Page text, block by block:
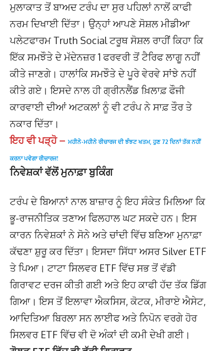
ਮੁਲਾਕਾਤ ਤੋਂ ਬਾਅਦ ਟਰੰਪ ਦਾ ਸੁਰ ਪਹਿਲਾਂ ਨਾਲੋਂ ਕਾਫੀ
ਨਰਮ ਦਿਖਾਈ ਦਿੱਤਾ। ਉਨ੍ਹਾਂ ਆਪਣੇ ਸੋਸ਼ਲ ਮੀਡੀਆ
ਪਲੇਟਫਾਰਮ Truth Social ਟਰੂਥ ਸੋਸ਼ਲ ਰਾਹੀਂ ਕਿਹਾ ਕਿ
ਇੱਕ ਸਮਝੌਤੇ ਦੇ ਮੱਦੇਨਜ਼ਰ 1 ਫਰਵਰੀ ਤੋਂ ਟੈਰਿਫ ਲਾਗੂ ਨਹੀਂ
ਕੀਤੇ ਜਾਣਗੇ। ਹਾਲਾਂਕਿ ਸਮਝੌਤੇ ਦੇ ਪੂਰੇ ਵੇਰਵੇ ਸਾਂਝੇ ਨਹੀਂ
ਕੀਤੇ ਗਏ। ਇਸਦੇ ਨਾਲ ਹੀ ਗ੍ਰੀਨਲੈਂਡ ਖ਼ਿਲਾਫ਼ ਫੌਜੀ
ਕਾਰਵਾਈ ਦੀਆਂ ਅਟਕਲਾਂ ਨੂੰ ਵੀ ਟਰੰਪ ਨੇ ਸਾਫ਼ ਤੌਰ ਤੇ
ਨਕਾਰ ਦਿੱਤਾ।
ਇਹ ਵੀ ਪੜ੍ਹੋ – ਮਹੀਨੇ-ਮਹੀਨੇ ਰੀਚਾਰਜ ਦੀ ਝੰਝਟ ਖਤਮ, ਹੁਣ 72 ਦਿਨਾਂ ਤੱਕ ਨਹੀਂ
ਕਰਨਾ ਪਵੇਗਾ ਰੀਚਾਰਜ!
ਨਿਵੇਸ਼ਕਾਂ ਵੱਲੋਂ ਮੁਨਾਫ਼ਾ ਬੁਕਿੰਗ
ਟਰੰਪ ਦੇ ਬਿਆਨਾਂ ਨਾਲ ਬਾਜ਼ਾਰ ਨੂੰ ਇਹ ਸੰਕੇਤ ਮਿਲਿਆ ਕਿ
ਭੂ-ਰਾਜਨੀਤਿਕ ਤਣਾਅ ਫਿਲਹਾਲ ਘਟ ਸਕਦੇ ਹਨ। ਇਸ
ਕਾਰਨ ਨਿਵੇਸ਼ਕਾਂ ਨੇ ਸੋਨੇ ਅਤੇ ਚਾਂਦੀ ਵਿੱਚ ਬਣਿਆ ਮੁਨਾਫ਼ਾ
ਕੱਢਣਾ ਸ਼ੁਰੂ ਕਰ ਦਿੱਤਾ। ਇਸਦਾ ਸਿੱਧਾ ਅਸਰ Silver ETF
ਤੇ ਪਿਆ। ਟਾਟਾ ਸਿਲਵਰ ETF ਵਿੱਚ ਸਭ ਤੋਂ ਵੱਡੀ
ਗਿਰਾਵਟ ਦਰਜ ਕੀਤੀ ਗਈ ਅਤੇ ਇਹ ਕਾਫੀ ਹੱਦ ਤੱਕ ਡਿੱਗ
ਗਿਆ। ਇਸ ਤੋਂ ਇਲਾਵਾ ਐਕਸਿਸ, ਕੋਟਕ, ਮੀਰਾਏ ਐਸੇਟ,
ਆਦਿਤਿਆ ਬਿਰਲਾ ਸਨ ਲਾਈਫ ਅਤੇ ਨਿਪੋਨ ਵਰਗੇ ਹੋਰ
ਸਿਲਵਰ ETF ਵਿੱਚ ਵੀ ਦੋ ਅੰਕਾਂ ਦੀ ਕਮੀ ਦੇਖੀ ਗਈ।